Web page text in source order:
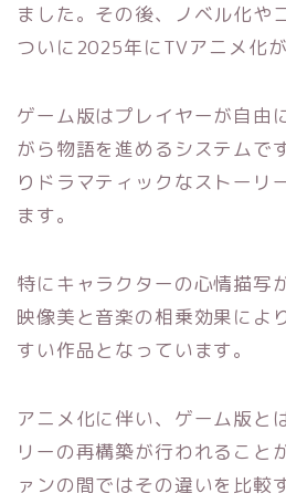
ました。その後、ノベル化や
ついに2025年にTVアニメ化が
ゲーム版はプレイヤーが自由
がら物語を進めるシステムで
りドラマティックなストーリ
ます。
特にキャラクターの心情描写
映像美と音楽の相乗効果によ
すい作品となっています。
アニメ化に伴い、ゲーム版と
リーの再構築が行われること
ァンの間ではその違いを比較